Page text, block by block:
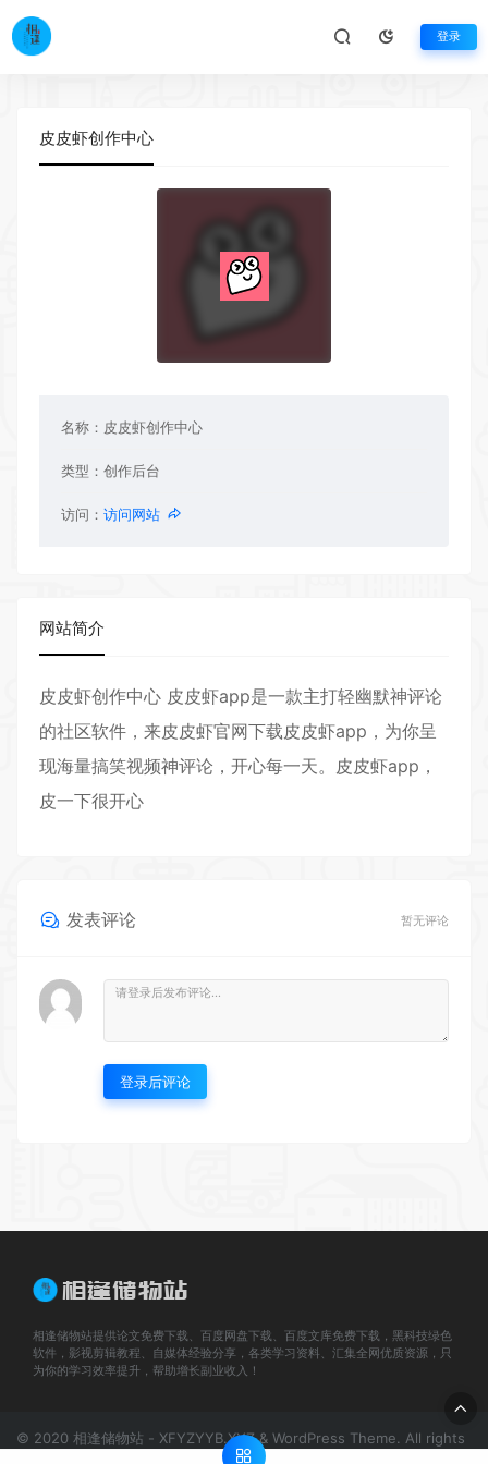
登录
皮皮虾创作中心
名称： 皮皮虾创作中心
类型： 创作后台
访问： 访问网站
网站简介
皮皮虾创作中心 皮皮虾app是一款主打轻幽默神评论
的社区软件，来皮皮虾官网下载皮皮虾app，为你呈
现海量搞笑视频神评论，开心每一天。皮皮虾app，
皮一下很开心
发表评论 暂无评论
登录后评论
相逢储物站提供论文免费下载、百度网盘下载、百度文库免费下载，黑科技绿色
软件，影视剪辑教程、自媒体经验分享，各类学习资料、汇集全网优质资源，只
为你的学习效率提升，帮助增长副业收入！
© 2020 相逢储物站 - XFYZYYB.XYZ & WordPress Theme. All rights